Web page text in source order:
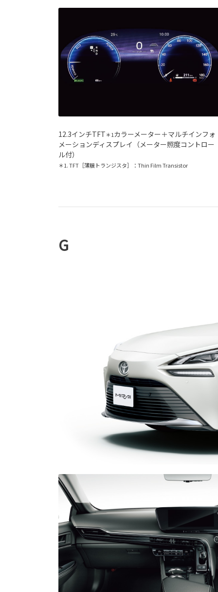
12.3インチTFT＊1カラーメーター＋マルチインフォ
メーションディスプレイ（メーター照度コントロー
ル付）
＊1. TFT［薄膜トランジスタ］：Thin Film Transistor
G